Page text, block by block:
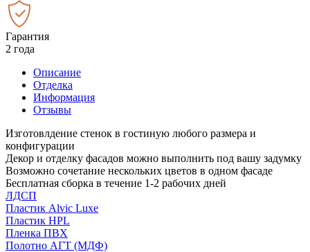
Гарантия
2 года
Описание
Отделка
Информация
Отзывы
Изготовлдение стенок в гостиную любого размера и
конфигурации
Декор и отделку фасадов можно выполнить под вашу задумку
Возможно сочетание нескольких цветов в одном фасаде
Бесплатная сборка в течение 1-2 рабочих дней
ЛДСП
Пластик Alvic Luxe
Пластик HPL
Пленка ПВХ
Полотно АГТ (МДФ)